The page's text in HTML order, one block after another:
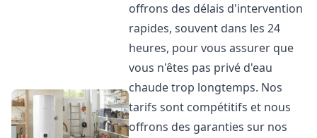
offrons des délais d'intervention
rapides, souvent dans les 24
heures, pour vous assurer que
vous n'êtes pas privé d'eau
chaude trop longtemps. Nos
tarifs sont compétitifs et nous
offrons des garanties sur nos